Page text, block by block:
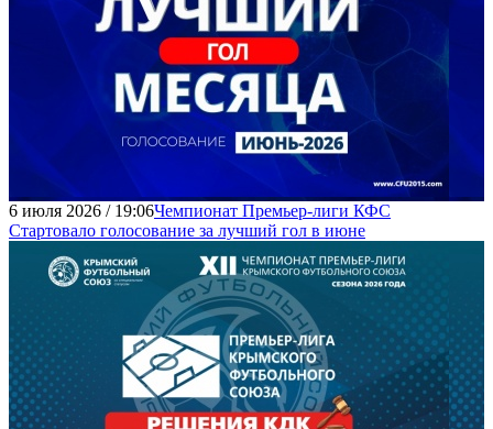
6 июля 2026 / 19:06Чемпионат Премьер-лиги КФС
Стартовало голосование за лучший гол в июне